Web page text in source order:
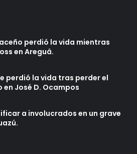
perdió la vida mientras
en Areguá.
perdió la vida tras perder el
José D. Ocampos
a involucrados en un grave